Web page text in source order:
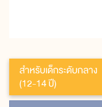
สำหรับเด็กระดับกลาง
(12-14 ปี)